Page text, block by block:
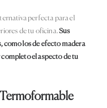
perfecta para el
de tu oficina.Sus
como los de efecto madera
el aspecto de tu